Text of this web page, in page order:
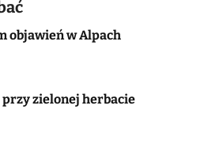
objawień w Alpach
zielonej herbacie